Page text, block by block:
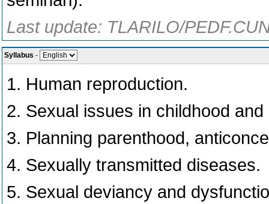
Last update: TLARILO/
Syllabus -
1. Human reproduction.
2. Sexual issues in childhood and
3. Planning parenthood,
4. Sexually transmitted diseases.
5. Sexual deviancy and